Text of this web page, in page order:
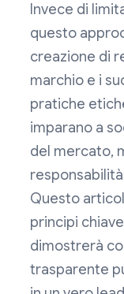
Invece di
questo
creazione di
marchio e i
pratiche
imparano a
del mercato,
Questo
principi
dimostrerà
trasparente